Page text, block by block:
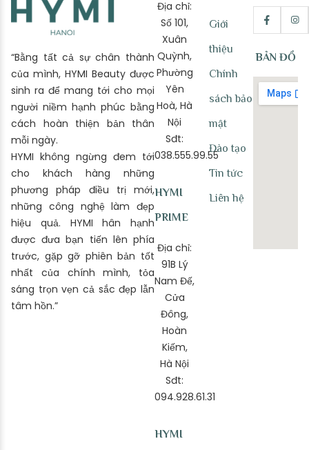
“Bằng tất cả sự chân thành
của mình, HYMI Beauty được
sinh ra để mang tới cho mọi
người niềm hạnh phúc bằng
cách hoàn thiện bản thân
mỗi ngày.
HYMI không ngừng đem tới
cho khách hàng những
phương pháp điều trị mới,
những công nghệ làm đẹp
hiệu quả. HYMI hân hạnh
được đưa bạn tiến lên phía
trước, gặp gỡ phiên bản tốt
nhất của chính mình, tỏa
sáng trọn vẹn cả sắc đẹp lẫn
tâm hồn.”
Địa chỉ:
Số 101,
Xuân
Quỳnh,
Phường
Yên
Hoà, Hà
Nội
Sđt:
038.555.99.55
HYMI
PRIME
Địa chỉ:
91B Lý
Nam Đế,
Cửa
Đông,
Hoàn
Kiếm,
Hà Nội
Sđt:
094.928.61.31
HYMI
Giới
thiệu
Chính
sách bảo
mật
Đào tạo
Tin tức
Liên hệ
BẢN ĐỒ